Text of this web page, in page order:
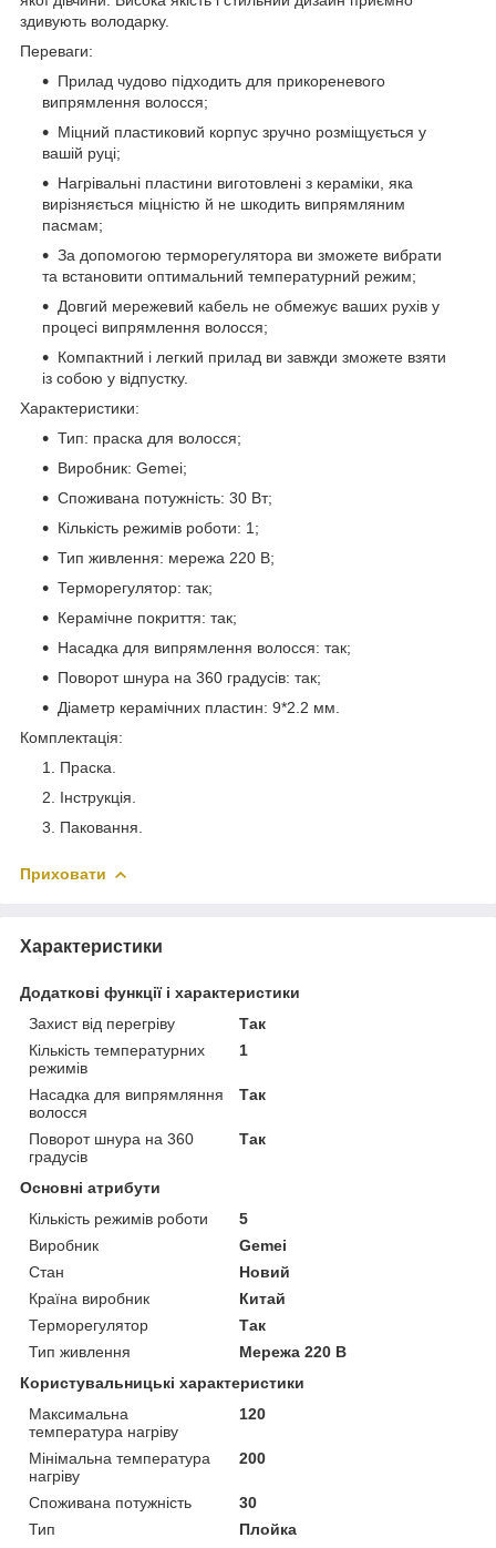
здивують володарку.
Переваги:
Прилад чудово підходить для прикореневого
випрямлення волосся;
Міцний пластиковий корпус зручно розміщується у
вашій руці;
Нагрівальні пластини виготовлені з кераміки, яка
вирізняється міцністю й не шкодить випрямляним
пасмам;
За допомогою терморегулятора ви зможете вибрати
та встановити оптимальний температурний режим;
Довгий мережевий кабель не обмежує ваших рухів у
процесі випрямлення волосся;
Компактний і легкий прилад ви завжди зможете взяти
із собою у відпустку.
Характеристики:
Тип: праска для волосся;
Виробник: Gemei;
Споживана потужність: 30 Вт;
Кількість режимів роботи: 1;
Тип живлення: мережа 220 В;
Терморегулятор: так;
Керамічне покриття: так;
Насадка для випрямлення волосся: так;
Поворот шнура на 360 градусів: так;
Діаметр керамічних пластин: 9*2.2 мм.
Комплектація:
Праска.
Інструкція.
Паковання.
Приховати
Характеристики
Додаткові функції і характеристики
Захист від перегріву
Так
Кількість температурних
режимів
1
Насадка для випрямляння
волосся
Так
Поворот шнура на 360
градусів
Так
Основні атрибути
Кількість режимів роботи
5
Виробник
Gemei
Стан
Новий
Країна виробник
Китай
Терморегулятор
Так
Тип живлення
Мережа 220 В
Користувальницькі характеристики
Максимальна
температура нагріву
120
Мінімальна температура
нагріву
200
Споживана потужність
30
Тип
Плойка